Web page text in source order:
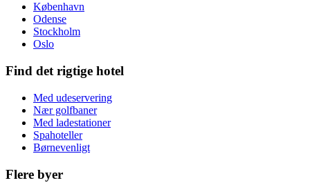
København
Odense
Stockholm
Oslo
Find det rigtige hotel
Med udeservering
Nær golfbaner
Med ladestationer
Spahoteller
Børnevenligt
Flere byer